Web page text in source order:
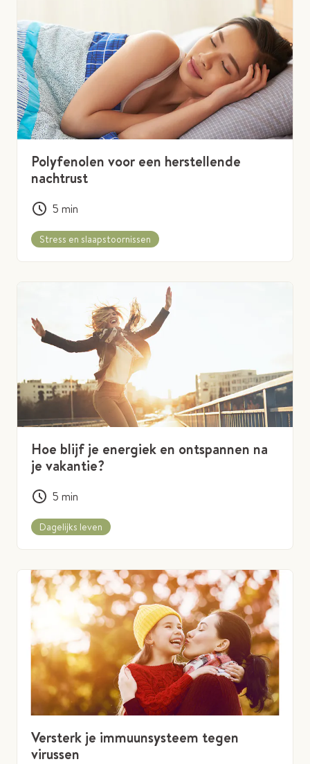
Polyfenolen voor een herstellende
nachtrust
5 min
Stress en slaapstoornissen
Hoe blijf je energiek en ontspannen na
je vakantie?
5 min
Dagelijks leven
Versterk je immuunsysteem tegen
virussen